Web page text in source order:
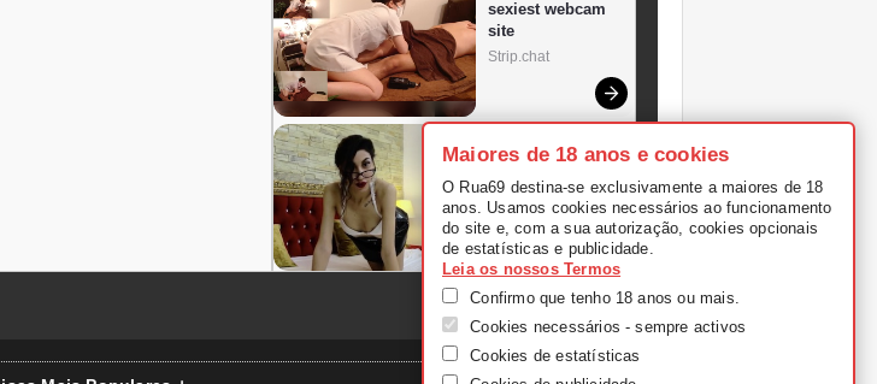
Maiores de 18 anos e cookies
O Rua69 destina-se exclusivamente a maiores de 18
anos. Usamos cookies necessários ao funcionamento
do site e, com a sua autorização, cookies opcionais
de estatísticas e publicidade.
Leia os nossos Termos
Confirmo que tenho 18 anos ou mais.
Cookies necessários - sempre activos
Cookies de estatísticas